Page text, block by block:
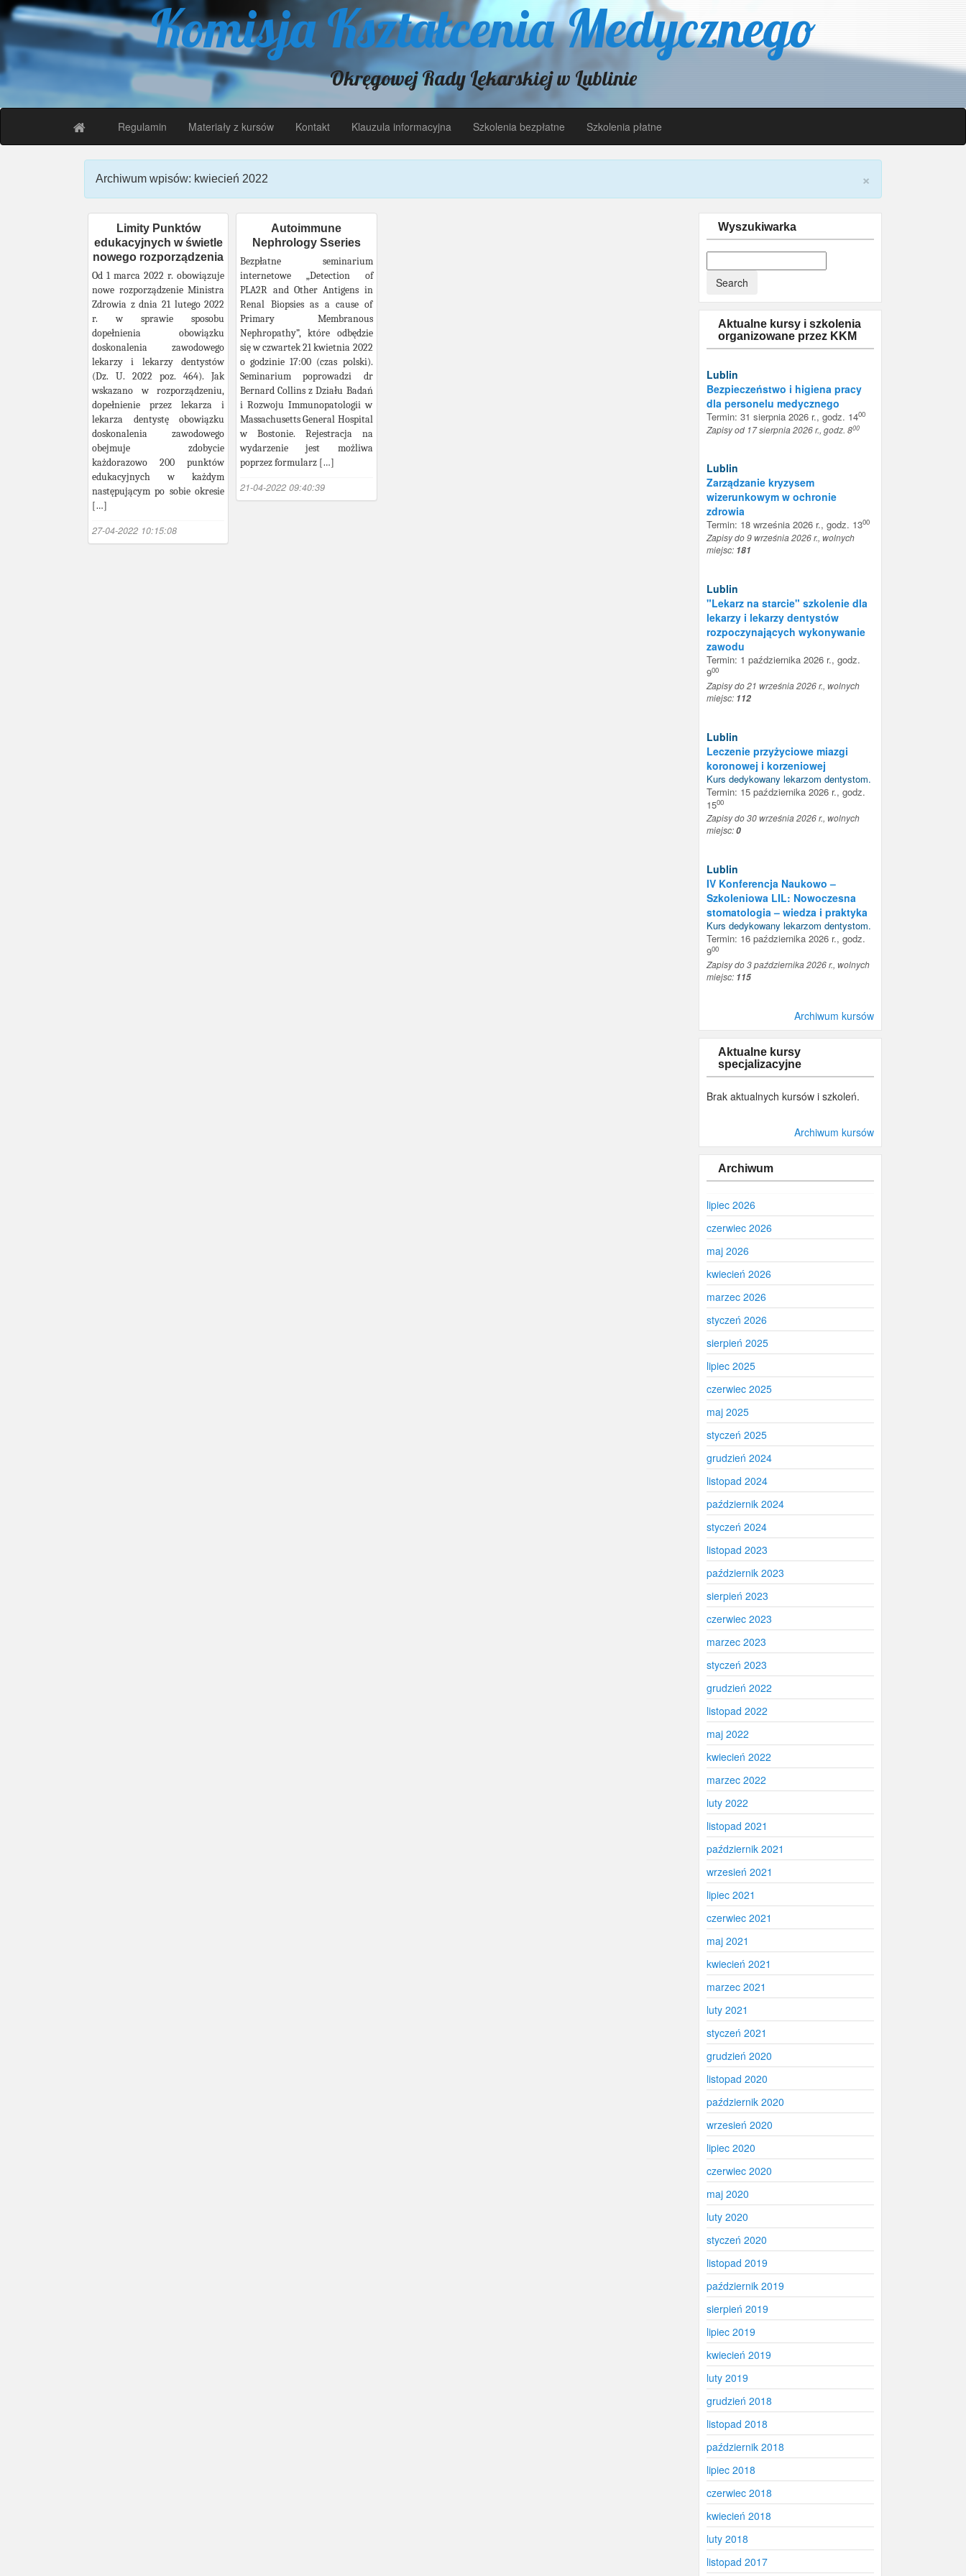
Komisja Kształcenia Medycznego
Okręgowej Rady Lekarskiej w Lublinie
Regulamin Materiały z kursów Kontakt Klauzula informacyjna Szkolenia bezpłatne Szkolenia płatne
×
Archiwum wpisów: kwiecień 2022
Limity Punktów
edukacyjnych w świetle
nowego rozporządzenia
Od 1 marca 2022 r. obowiązuje
nowe rozporządzenie Ministra
Zdrowia z dnia 21 lutego 2022
r. w sprawie sposobu
dopełnienia obowiązku
doskonalenia zawodowego
lekarzy i lekarzy dentystów
(Dz. U. 2022 poz. 464). Jak
wskazano w rozporządzeniu,
dopełnienie przez lekarza i
lekarza dentystę obowiązku
doskonalenia zawodowego
obejmuje zdobycie
każdorazowo 200 punktów
edukacyjnych w każdym
następującym po sobie okresie
[…]
27-04-2022 10:15:08
Autoimmune
Nephrology Sseries
Bezpłatne seminarium
internetowe „Detection of
PLA2R and Other Antigens in
Renal Biopsies as a cause of
Primary Membranous
Nephropathy”, które odbędzie
się w czwartek 21 kwietnia 2022
o godzinie 17:00 (czas polski).
Seminarium poprowadzi dr
Bernard Collins z Działu Badań
i Rozwoju Immunopatologii w
Massachusetts General Hospital
w Bostonie. Rejestracja na
wydarzenie jest możliwa
poprzez formularz […]
21-04-2022 09:40:39
Wyszukiwarka
Aktualne kursy i szkolenia
organizowane przez KKM
Lublin
Bezpieczeństwo i higiena pracy
dla personelu medycznego
Termin: 31 sierpnia 2026 r., godz. 1400
Zapisy od 17 sierpnia 2026 r., godz. 800
Lublin
Zarządzanie kryzysem
wizerunkowym w ochronie
zdrowia
Termin: 18 września 2026 r., godz. 1300
Zapisy do 9 września 2026 r., wolnych
miejsc: 181
Lublin
"Lekarz na starcie" szkolenie dla
lekarzy i lekarzy dentystów
rozpoczynających wykonywanie
zawodu
Termin: 1 października 2026 r., godz.
900
Zapisy do 21 września 2026 r., wolnych
miejsc: 112
Lublin
Leczenie przyżyciowe miazgi
koronowej i korzeniowej
Kurs dedykowany lekarzom dentystom.
Termin: 15 października 2026 r., godz.
1500
Zapisy do 30 września 2026 r., wolnych
miejsc:0
Lublin
IV Konferencja Naukowo –
Szkoleniowa LIL: Nowoczesna
stomatologia – wiedza i praktyka
Kurs dedykowany lekarzom dentystom.
Termin: 16 października 2026 r., godz.
900
Zapisy do 3 października 2026 r., wolnych
miejsc: 115
Archiwum kursów
Aktualne kursy
specjalizacyjne
Brak aktualnych kursów i szkoleń.
Archiwum kursów
Archiwum
lipiec 2026
czerwiec 2026
maj 2026
kwiecień 2026
marzec 2026
styczeń 2026
sierpień 2025
lipiec 2025
czerwiec 2025
maj 2025
styczeń 2025
grudzień 2024
listopad 2024
październik 2024
styczeń 2024
listopad 2023
październik 2023
sierpień 2023
czerwiec 2023
marzec 2023
styczeń 2023
grudzień 2022
listopad 2022
maj 2022
kwiecień 2022
marzec 2022
luty 2022
listopad 2021
październik 2021
wrzesień 2021
lipiec 2021
czerwiec 2021
maj 2021
kwiecień 2021
marzec 2021
luty 2021
styczeń 2021
grudzień 2020
listopad 2020
październik 2020
wrzesień 2020
lipiec 2020
czerwiec 2020
maj 2020
luty 2020
styczeń 2020
listopad 2019
październik 2019
sierpień 2019
lipiec 2019
kwiecień 2019
luty 2019
grudzień 2018
listopad 2018
październik 2018
lipiec 2018
czerwiec 2018
kwiecień 2018
luty 2018
listopad 2017